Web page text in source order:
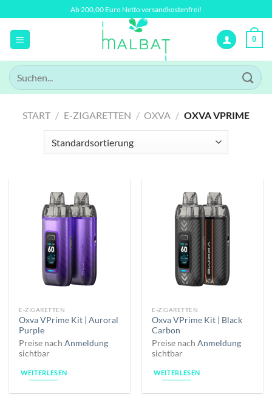
Inhalt
springen
Ab 200,00 Euro Netto versandkostenfrei!
0
Suchen
nach:
START / E-ZIGARETTEN / OXVA / OXVA VPRIME
E-ZIGARETTEN
Oxva VPrime Kit | Auroral
Purple
Preise nachAnmeldung
sichtbar
WEITERLESEN
E-ZIGARETTEN
Oxva VPrime Kit | Black
Carbon
Preise nachAnmeldung
sichtbar
WEITERLESEN